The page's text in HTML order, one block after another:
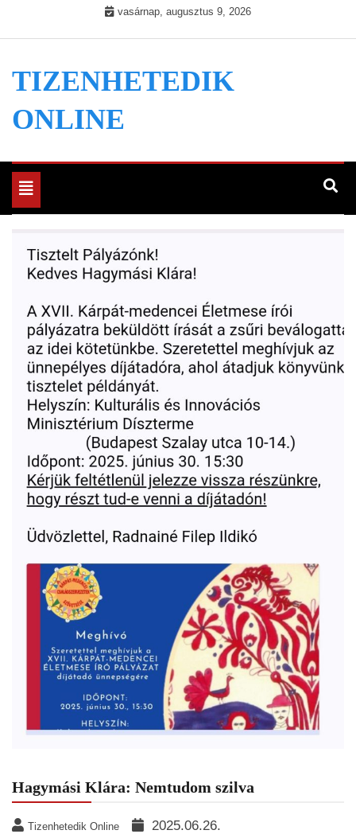
vasárnap, augusztus 9, 2026
TIZENHETEDIK
ONLINE
Toggle
navigation
Hagymási Klára: Nemtudom szilva
Tizenhetedik Online 2025.06.26.